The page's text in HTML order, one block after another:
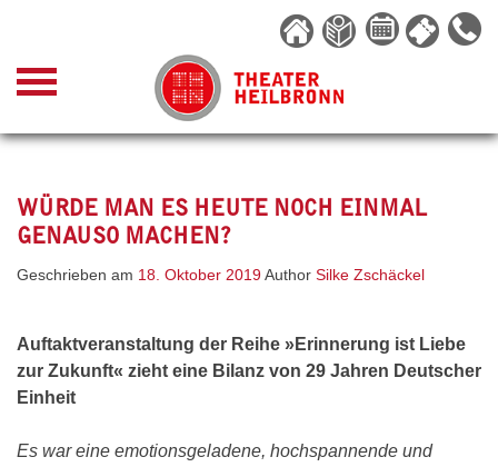
content
WÜRDE MAN ES HEUTE NOCH EINMAL
GENAUSO MACHEN?
Geschrieben am 18. Oktober 2019Author Silke Zschäckel
Auftaktveranstaltung der Reihe »Erinnerung ist Liebe
zur Zukunft« zieht eine Bilanz von 29 Jahren Deutscher
Einheit
Es war eine emotionsgeladene, hochspannende und